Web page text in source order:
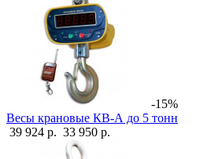
-15%
Весы крановые КВ-А до 5 тонн
39 924 р. 33 950 р.